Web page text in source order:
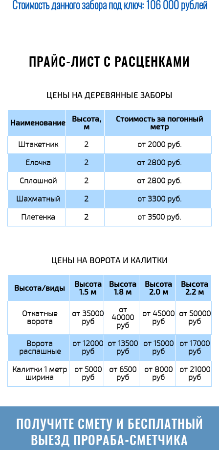
Стоимость данного забора под ключ: 106 000 рублей
ПРАЙС-ЛИСТ С РАСЦЕНКАМИ
ЦЕНЫ НА ДЕРЕВЯННЫЕ ЗАБОРЫ
Наименование Высота,
м
Стоимость за погонный
метр
Штакетник 2
от 2000 руб.
Елочка
2
от 2800 руб.
Сплошной
2
от 2800 руб.
Шахматный
2
от 3300 руб.
Плетенка
2 от 3500 руб.
ЦЕНЫ НА ВОРОТА И КАЛИТКИ
Высота/виды Высота
1.5 м
Высота
1.8 м
Высота
2.0 м
Высота
2.2 м
Откатные
ворота
от 35000
руб
от
40000
руб
от 45000
руб
от 50000
руб
Ворота
распашные
от 12000
руб
от 13500
руб
от 15000
руб
от 17000
руб
Калитки 1 метр
ширина
от 5000
руб
от 6500
руб
от 8000
руб
от 21000
руб
ПОЛУЧИТЕ СМЕТУ И БЕСПЛАТНЫЙ
ВЫЕЗД ПРОРАБА-СМЕТЧИКА